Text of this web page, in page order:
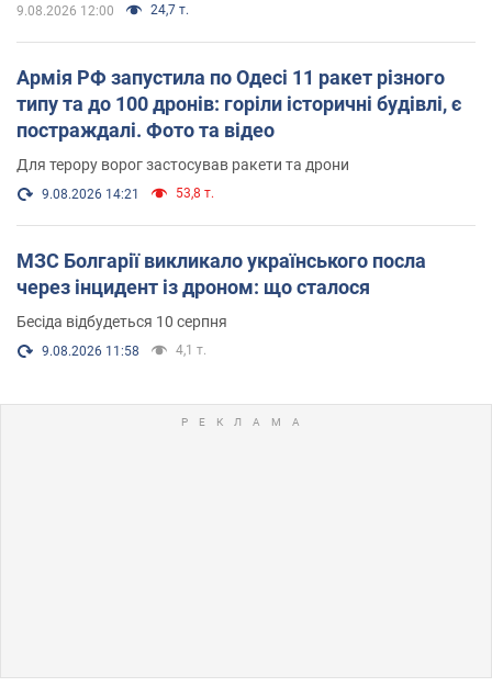
9.08.2026 12:00 24,7 т.
Армія РФ запустила по Одесі 11 ракет різного
типу та до 100 дронів: горіли історичні будівлі, є
постраждалі. Фото та відео
Для терору ворог застосував ракети та дрони
9.08.2026 14:21 53,8 т.
МЗС Болгарії викликало українського посла
через інцидент із дроном: що сталося
Бесіда відбудеться 10 серпня
9.08.2026 11:58 4,1 т.